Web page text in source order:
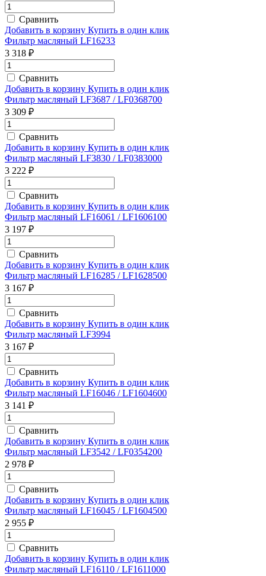
Сравнить
Добавить в корзину Купить в один клик
Фильтр масляный LF16233
3 318 ₽
Сравнить
Добавить в корзину Купить в один клик
Фильтр масляный LF3687 / LF0368700
3 309 ₽
Сравнить
Добавить в корзину Купить в один клик
Фильтр масляный LF3830 / LF0383000
3 222 ₽
Сравнить
Добавить в корзину Купить в один клик
Фильтр масляный LF16061 / LF1606100
3 197 ₽
Сравнить
Добавить в корзину Купить в один клик
Фильтр масляный LF16285 / LF1628500
3 167 ₽
Сравнить
Добавить в корзину Купить в один клик
Фильтр масляный LF3994
3 167 ₽
Сравнить
Добавить в корзину Купить в один клик
Фильтр масляный LF16046 / LF1604600
3 141 ₽
Сравнить
Добавить в корзину Купить в один клик
Фильтр масляный LF3542 / LF0354200
2 978 ₽
Сравнить
Добавить в корзину Купить в один клик
Фильтр масляный LF16045 / LF1604500
2 955 ₽
Сравнить
Добавить в корзину Купить в один клик
Фильтр масляный LF16110 / LF1611000